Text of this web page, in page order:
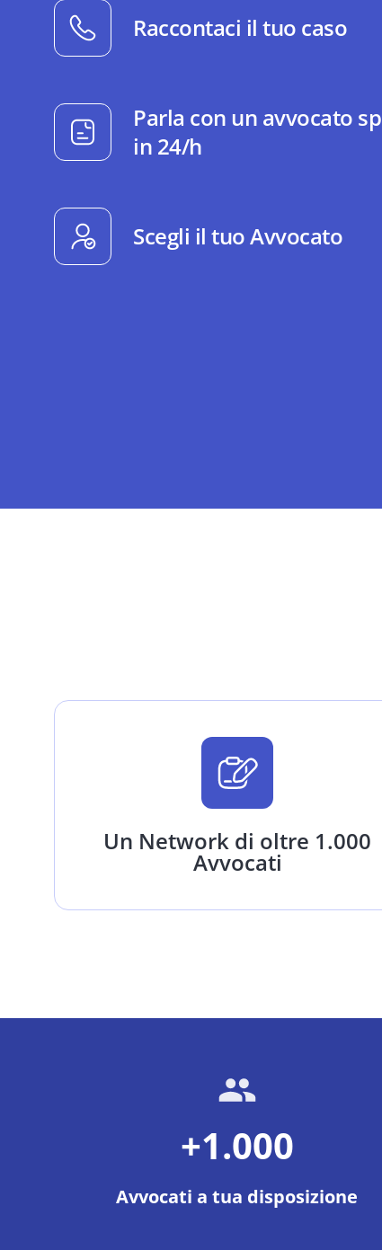
Raccontaci il tuo caso
Parla con un avvocato
in 24/h
Scegli il tuo Avvocato
Un Network di oltre 1.000
Avvocati
+1.000
Avvocati a tua disposizione